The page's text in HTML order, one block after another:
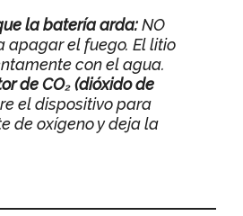
la batería arda:NO
apagar el fuego. El litio
con el agua.
de CO₂ (dióxido de
el dispositivo para
de oxígeno y deja la